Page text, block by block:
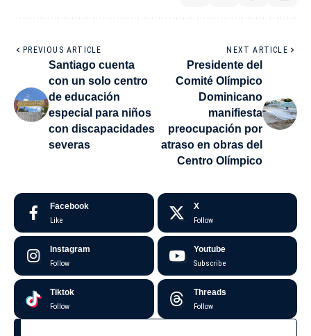
PREVIOUS ARTICLE
Santiago cuenta
con un solo centro
de educación
especial para niños
con discapacidades
severas
NEXT ARTICLE
Presidente del
Comité Olímpico
Dominicano
manifiesta
preocupación por
atraso en obras del
Centro Olímpico
Facebook
Like
X
Follow
Instagram
Follow
Youtube
Subscribe
Tiktok
Follow
Threads
Follow